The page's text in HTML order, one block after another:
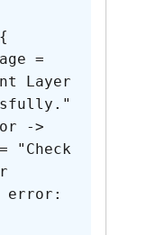
Layer
error: